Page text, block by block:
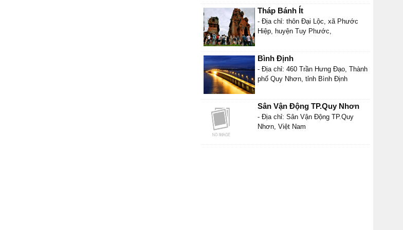
Tháp Bánh Ít
- Địa chỉ: thôn Đại Lộc, xã Phước
Hiệp, huyện Tuy Phước,
Bình Định
- Địa chỉ: 460 Trần Hưng Đạo, Thành
phố Quy Nhơn, tỉnh Bình Định
Sân Vận Động TP.Quy Nhơn
- Địa chỉ: Sân Vận Động TP.Quy
Nhơn, Việt Nam